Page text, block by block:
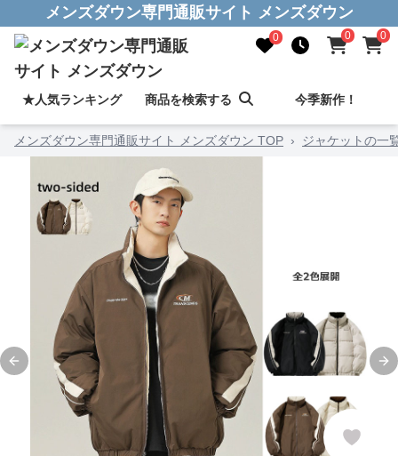
メンズダウン専門通販サイト メンズダウン
0 0 0
★人気ランキング 商品を検索する 今季新作！
メンズダウン専門通販サイト メンズダウン TOP › ジャケットの一
Previous slide